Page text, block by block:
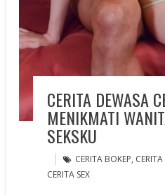
CERITA DEWASA
MENIKMATI
SEKSKU
CERITA BOKEP,
CERITA SEX